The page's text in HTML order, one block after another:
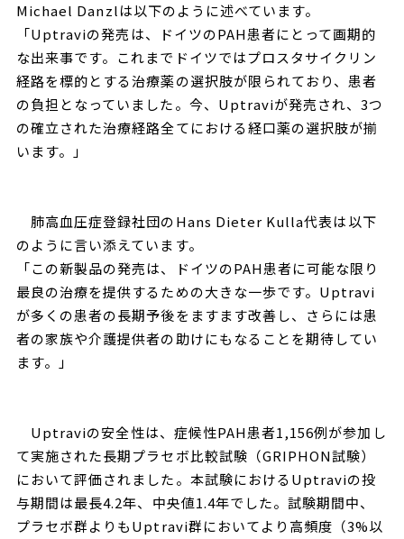
Michael Danzlは以下のように述べています。
「Uptraviの発売は、ドイツのPAH患者にとって画期的
な出来事です。これまでドイツではプロスタサイクリン
経路を標的とする治療薬の選択肢が限られており、患者
の負担となっていました。今、Uptraviが発売され、3つ
の確立された治療経路全てにおける経口薬の選択肢が揃
います。」
肺高血圧症登録社団のHans Dieter Kulla代表は以下
のように言い添えています。
「この新製品の発売は、ドイツのPAH患者に可能な限り
最良の治療を提供するための大きな一歩です。Uptravi
が多くの患者の長期予後をますます改善し、さらには患
者の家族や介護提供者の助けにもなることを期待してい
ます。」
Uptraviの安全性は、症候性PAH患者1,156例が参加し
て実施された長期プラセボ比較試験（GRIPHON試験）
において評価されました。本試験におけるUptraviの投
与期間は最長4.2年、中央値1.4年でした。試験期間中、
プラセボ群よりもUptravi群においてより高頻度（3%以